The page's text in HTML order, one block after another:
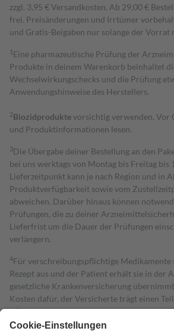
zzgl. 3,95 € Versandkosten. Ab 29,00 €
frei. Preisänderungen und Irrtümer
und Gratis-Beigaben nur solange der Vorrat
1 Eine pharmazeutische Prüfung der
Produkte in deinem Warenkorb beinhaltet
Wechselwirkungschecks und die Prüfung
Anwendungshinweise des Herstellers.
2Biozidproduktevorsichtig verwenden. Vor
und Produktinformationen lesen.
3Die Übergabe deiner Bestellung an den
bei uns werktags von Montag bis Freitag bis
Lieferzeitpunkt kann je nach Region und in
Produktverfügbarkeit sowie vom
abweichen. Darüber hinaus können
Prüfungen, die zu deiner
Lieferfrist um die Dauer der Prüfungen
verlängern.
4Für verschreibungspflichtige
Rezept aus und der Patient erhält sie in der
gesetzliche Krankenversicherung
Kosten dafür, der Versicherte trägt einen
mit.
Grundsätzlich leisten Mitglieder